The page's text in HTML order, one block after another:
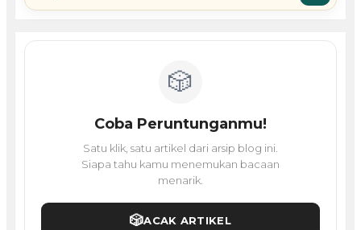
🎲
Coba Peruntunganmu!
Satu klik, satu artikel dari arsip blog ini.
Siapa tahu kamu menemukan bacaan
menarik.
🎲ACAK ARTIKEL